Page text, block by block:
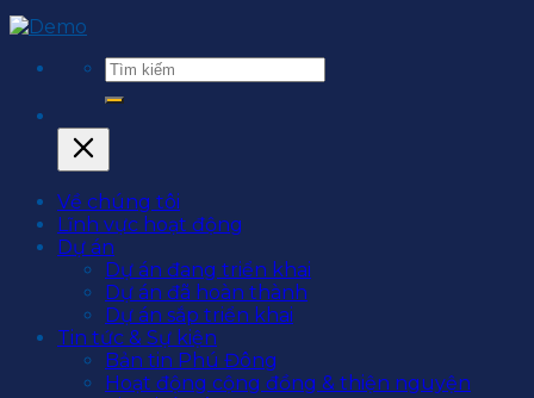
Về chúng tôi
Lĩnh vực hoạt động
Dự án
Dự án đang triển khai
Dự án đã hoàn thành
Dự án sắp triển khai
Tin tức & Sự kiện
Bản tin Phú Đông
Hoạt động cộng đồng & thiện nguyện